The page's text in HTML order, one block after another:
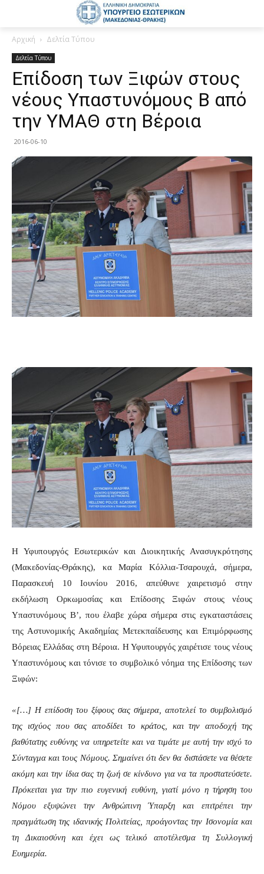
Αρχική Δελτία Τύπου
Δελτία Τύπου
Επίδοση των Ξιφών στους
νέους Υπαστυνόμους Β από
την ΥΜΑΘ στη Βέροια
2016-06-10
Η Υφυπουργός Εσωτερικών και Διοικητικής Ανασυγκρότησης
(Μακεδονίας-Θράκης), κα Μαρία Κόλλια-Τσαρουχά, σήμερα,
Παρασκευή 10 Ιουνίου 2016, απεύθυνε χαιρετισμό στην
εκδήλωση Ορκωμοσίας και Επίδοσης Ξιφών στους νέους
Υπαστυνόμους Β’, που έλαβε χώρα σήμερα στις εγκαταστάσεις
της Αστυνομικής Ακαδημίας Μετεκπαίδευσης και Επιμόρφωσης
Βόρειας Ελλάδας στη Βέροια. Η Υφυπουργός χαιρέτισε τους νέους
Υπαστυνόμους και τόνισε το συμβολικό νόημα της Επίδοσης των
Ξιφών:
«[…] Η επίδοση του ξίφους σας σήμερα, αποτελεί το συμβολισμό
της ισχύος που σας αποδίδει το κράτος, και την αποδοχή της
βαθύτατης ευθύνης να υπηρετείτε και να τιμάτε με αυτή την ισχύ το
Σύνταγμα και τους Νόμους. Σημαίνει ότι δεν θα διστάσετε να θέσετε
ακόμη και την ίδια σας τη ζωή σε κίνδυνο για να τα προστατεύσετε.
Πρόκειται για την πιο ευγενική ευθύνη, γιατί μόνο η τήρηση του
Νόμου εξυψώνει την Ανθρώπινη Ύπαρξη και επιτρέπει την
πραγμάτωση της ιδανικής Πολιτείας, προάγοντας την Ισονομία και
τη Δικαιοσύνη και έχει ως τελικό αποτέλεσμα τη Συλλογική
Ευημερία.